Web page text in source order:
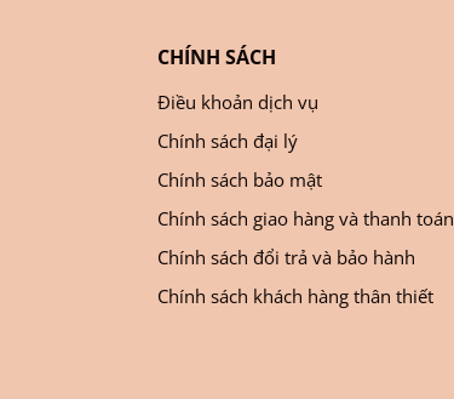
CHÍNH SÁCH
Điều khoản dịch vụ
Chính sách đại lý
Chính sách bảo mật
Chính sách giao hàng và thanh toán
Chính sách đổi trả và bảo hành
Chính sách khách hàng thân thiết